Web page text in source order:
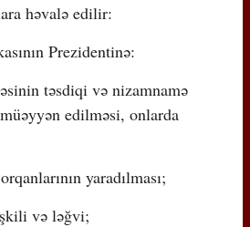
həvalə edilir:
Prezidentinə:
təsdiqi və nizamnamə
edilməsi, onlarda
yaradılması;
və ləğvi;